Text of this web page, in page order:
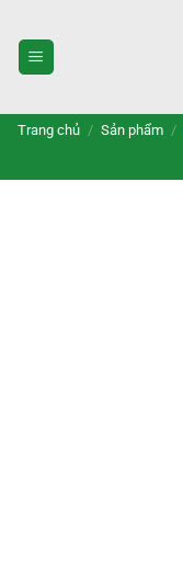
qua
nội
Trang chủ / Sản phẩm /